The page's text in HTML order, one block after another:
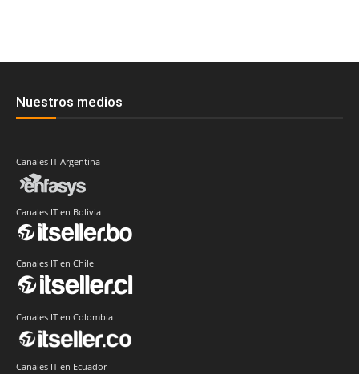
Nuestros medios
Canales IT Argentina
Canales IT en Bolivia
Canales IT en Chile
Canales IT en Colombia
Canales IT en Ecuador